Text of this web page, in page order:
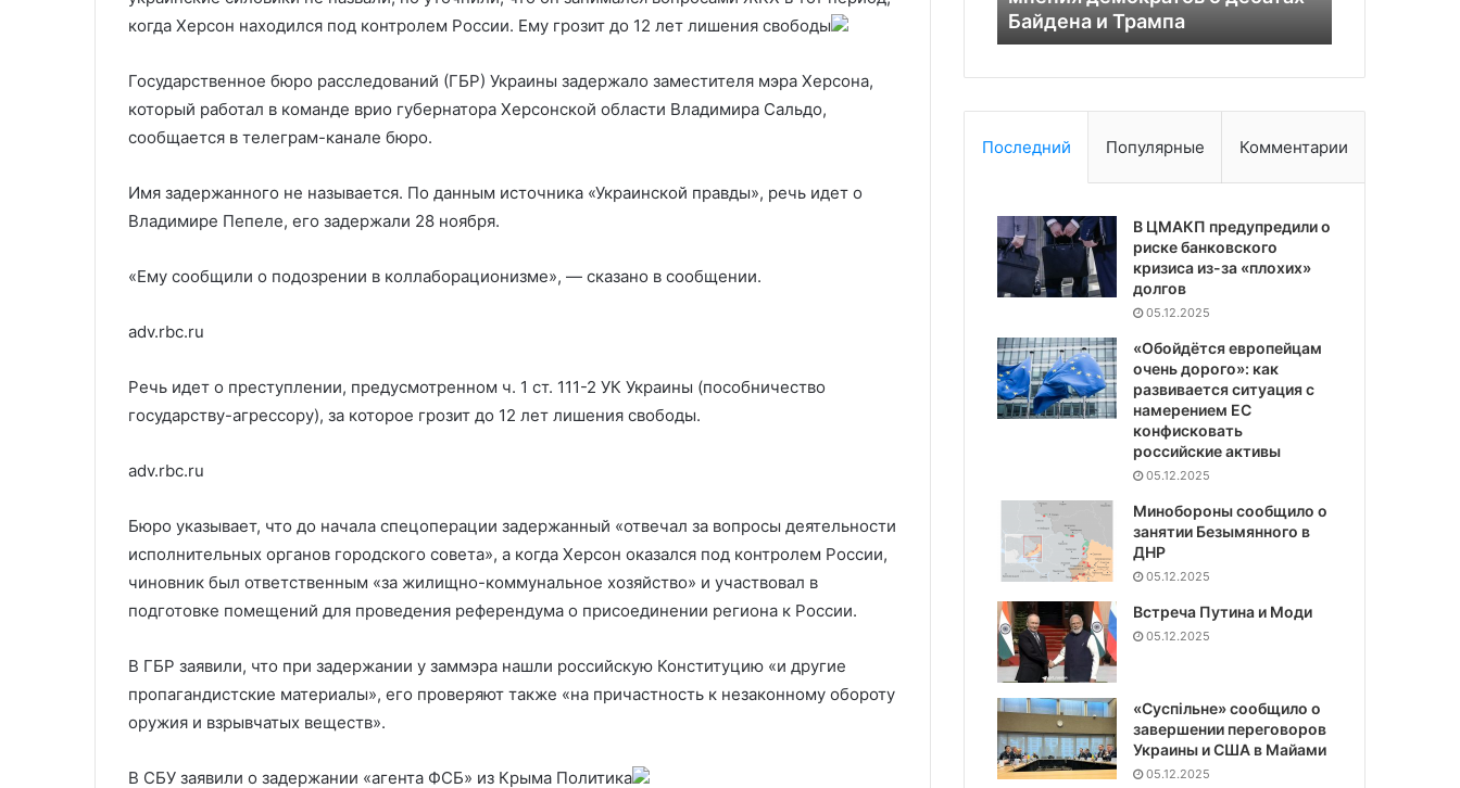
когда Херсон находился под контролем России. Ему грозит до 12 лет лишения свободы
Государственное бюро расследований (ГБР) Украины задержало заместителя мэра Херсона,
который работал в команде врио губернатора Херсонской области Владимира Сальдо,
сообщается в телеграм-канале бюро.
Имя задержанного не называется. По данным источника «Украинской правды», речь идет о
Владимире Пепеле, его задержали 28 ноября.
«Ему сообщили о подозрении в коллаборационизме», — сказано в сообщении.
adv.rbc.ru
Речь идет о преступлении, предусмотренном ч. 1 ст. 111-2 УК Украины (пособничество
государству-агрессору), за которое грозит до 12 лет лишения свободы.
adv.rbc.ru
Бюро указывает, что до начала спецоперации задержанный «отвечал за вопросы деятельности
исполнительных органов городского совета», а когда Херсон оказался под контролем России,
чиновник был ответственным «за жилищно-коммунальное хозяйство» и участвовал в
подготовке помещений для проведения референдума о присоединении региона к России.
В ГБР заявили, что при задержании у заммэра нашли российскую Конституцию «и другие
пропагандистские материалы», его проверяют также «на причастность к незаконному обороту
оружия и взрывчатых веществ».
В СБУ заявили о задержании «агента ФСБ» из Крыма Политика
в выборов в США
Трампа на выборах
Байдена
и
Байдена и Трампа
Израиля
Последний Популярные Комментарии
В ЦМАКП предупредили о
риске банковского
кризиса из-за «плохих»
долгов
05.12.2025
«Обойдётся европейцам
очень дорого»: как
развивается ситуация с
намерением ЕС
конфисковать
российские активы
05.12.2025
Минобороны сообщило о
занятии Безымянного в
ДНР
05.12.2025
Встреча Путина и Моди
05.12.2025
«Суспiльне» сообщило о
завершении переговоров
Украины и США в Майами
05.12.2025